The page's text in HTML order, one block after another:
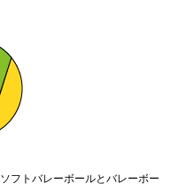
フトバレーボールとバレーボー